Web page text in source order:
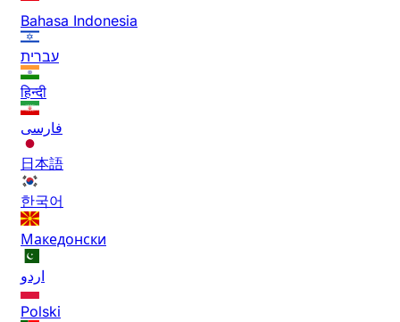
Bahasa Indonesia
עברית
हिन्दी
فارسی
日本語
한국어
Македонски
اردو
Polski